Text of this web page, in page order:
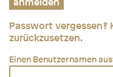
Passwort vergessen?
zurückzusetzen.
Einen Benutzernamen